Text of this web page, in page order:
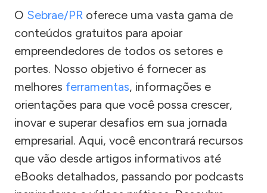
O Sebrae/PR oferece uma vasta gama de
conteúdos gratuitos para apoiar
empreendedores de todos os setores e
portes. Nosso objetivo é fornecer as
melhores ferramentas, informações e
orientações para que você possa crescer,
inovar e superar desafios em sua jornada
empresarial. Aqui, você encontrará recursos
que vão desde artigos informativos até
eBooks detalhados, passando por podcasts